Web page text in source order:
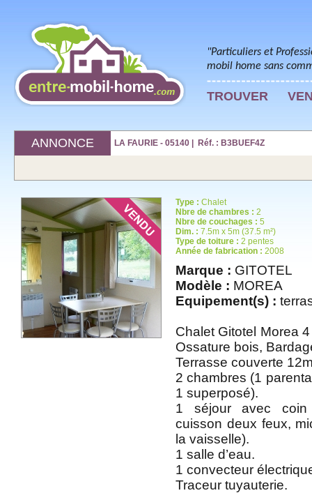
"Particuliers et
mobil home sans
TROUVER
ANNONCE LA FAURIE - 05140 | Réf. : B3BUEF4Z
Type : Chalet
Nbre de chambres : 2
Nbre de couchages : 5
Dim. : 7.5m x 5m (37.5 m²)
Type de toiture : 2 pentes
Année de fabrication : 2008
Marque : GITOTEL
Modèle : MOREA
Equipement(s) :
Chalet Gitotel Morea
Ossature bois,
Terrasse couverte
2 chambres (1
1 superposé).
1 séjour avec
cuisson deux feux,
la vaisselle).
1 salle d’eau.
1 convecteur
Traceur tuyauterie.